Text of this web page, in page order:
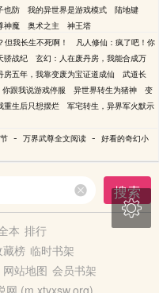
也防 我的异世界是游戏模式
陆地键
神魔 奥术之主 神王塔
但我长生不死啊！
凡人修仙：疯了吧！你
骄战纪
玄幻：人在废丹房，我能合成万
房五年，我靠变废为宝证道成仙
武道长
跟我说游戏停服 异世界转生为猪神
变
重生后只想摆烂
军宅转生，异界军火默示
- 万界武尊全文阅读 - 好看的奇幻小
搜索
本 排行
藏榜 临时书架
网站地图 会员书架
网 (m.xtyxsw.org)
